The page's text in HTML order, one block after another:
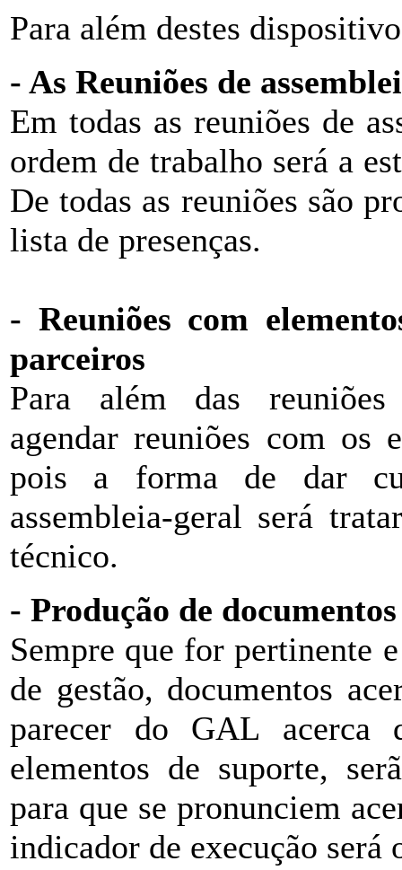
Para além destes
- As Reuniões de
Em todas as reuniões de
ordem de trabalho será a
De todas as reuniões são
lista de presenças.
- Reuniões com
parceiros
Para além das
agendar reuniões com os
pois a forma de dar
assembleia-geral será
técnico.
- Produção de
Sempre que for pertinente
de gestão, documentos
parecer do GAL acerca
elementos de suporte,
para que se pronunciem
indicador de execução